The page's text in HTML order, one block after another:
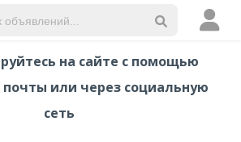
Объявления
Магазины
Услуги
на сайте с помощью
почты или через социальную
сеть